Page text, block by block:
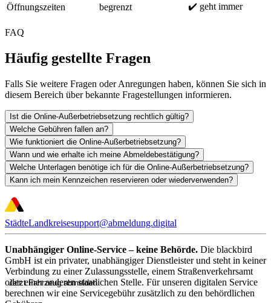
Öffnungszeiten begrenzt ✔️ geht immer
FAQ
Häufig gestellte Fragen
Falls Sie weitere Fragen oder Anregungen haben, können Sie sich in
diesem Bereich über bekannte Fragestellungen informieren.
Ist die Online-Außerbetriebsetzung rechtlich gültig?
Welche Gebühren fallen an?
Wie funktioniert die Online-Außerbetriebsetzung?
Wann und wie erhalte ich meine Abmeldebestätigung?
Welche Unterlagen benötige ich für die Online-Außerbetriebsetzung?
Kann ich mein Kennzeichen reservieren oder wiederverwenden?
Jetzt Fahrzeug abmelden
StädteLandkreisesupport@abmeldung.digital
Unabhängiger Online-Service – keine Behörde. Die blackbird
GmbH ist ein privater, unabhängiger Dienstleister und steht in keiner
Verbindung zu einer Zulassungsstelle, einem Straßenverkehrsamt
oder einer anderen staatlichen Stelle. Für unseren digitalen Service
berechnen wir eine Servicegebühr zusätzlich zu den behördlichen